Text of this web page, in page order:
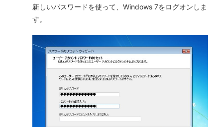
新しいパスワードを使って、Windows 7をログオンしま
す。